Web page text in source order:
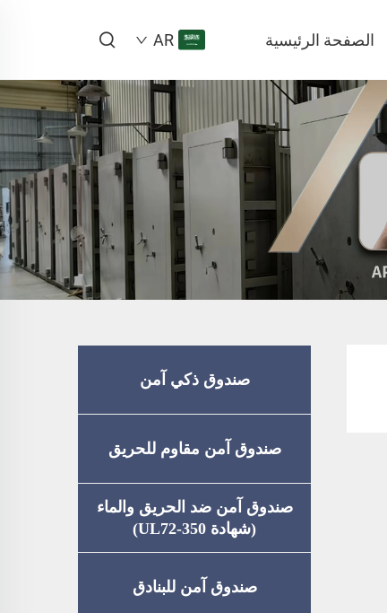
الصفحة الرئيسية AR
صندوق ذكي آمن
صندوق آمن مقاوم للحريق
صندوق آمن ضد الحريق والماء
(شهادة UL72-350)
صندوق آمن للبنادق